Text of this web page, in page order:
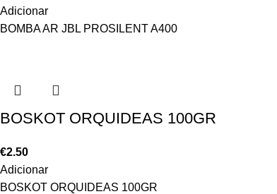
Adicionar
BOMBA AR JBL PROSILENT A400
BOSKOT ORQUIDEAS 100GR
€2.50
Adicionar
BOSKOT ORQUIDEAS 100GR